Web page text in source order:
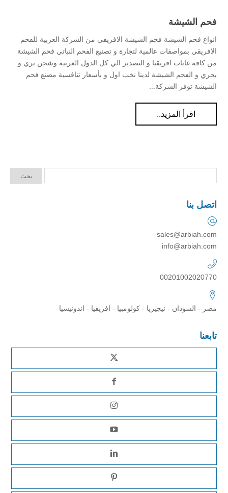
فحم الشيشة
انواع فحم الشيشة فحم الشيشة الافريقي من الشركة العربية للفحم
الافريقي بمواصفات عالمية لتجارة و تصنيع الفحم النباتي فحم الشيشة
من كافة غابات افريقيا و التصدير الي كل الدول العربية وشحن بري و
بحري و الفحم الشيشة لدينا نخب اول و بأسعار تنافسية مصنع فحم
الشيشة توفر الشركة...
اقرأ المزيد..
اتصل بنا
sales@arbiah.com
info@arbiah.com
00201002020770
مصر - السودان - نيجيريا - كولومبيا - افريقيا - اندونيسيا
تابعنا